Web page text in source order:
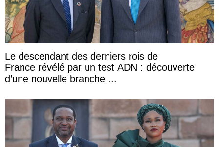
Le descendant des derniers rois de
France révélé par un test ADN : découverte
d’une nouvelle branche ...